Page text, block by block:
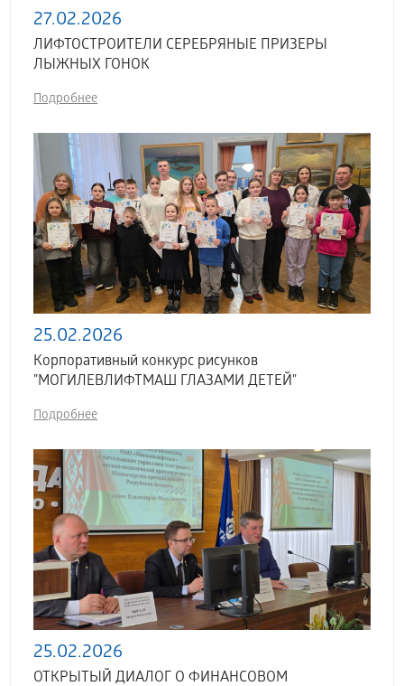
27.02.2026
ЛИФТОСТРОИТЕЛИ СЕРЕБРЯНЫЕ ПРИЗЕРЫ
ЛЫЖНЫХ ГОНОК
Подробнее
25.02.2026
Корпоративный конкурс рисунков
"МОГИЛЕВЛИФТМАШ ГЛАЗАМИ ДЕТЕЙ"
Подробнее
25.02.2026
ОТКРЫТЫЙ ДИАЛОГ О ФИНАНСОВОМ